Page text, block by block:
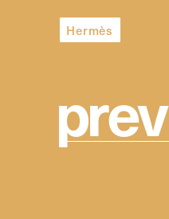
Hermès
prev